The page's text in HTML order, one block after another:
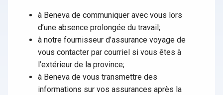
à Beneva de communiquer avec vous lors
d’une absence prolongée du travail;
à notre fournisseur d’assurance voyage de
vous contacter par courriel si vous êtes à
l’extérieur de la province;
à Beneva de vous transmettre des
informations sur vos assurances après la